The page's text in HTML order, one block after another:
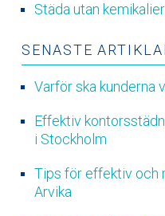
Städa utan kemikalier
SENASTE
Varför ska kunderna
Effektiv
i Stockholm
Tips för effektiv och
Arvika